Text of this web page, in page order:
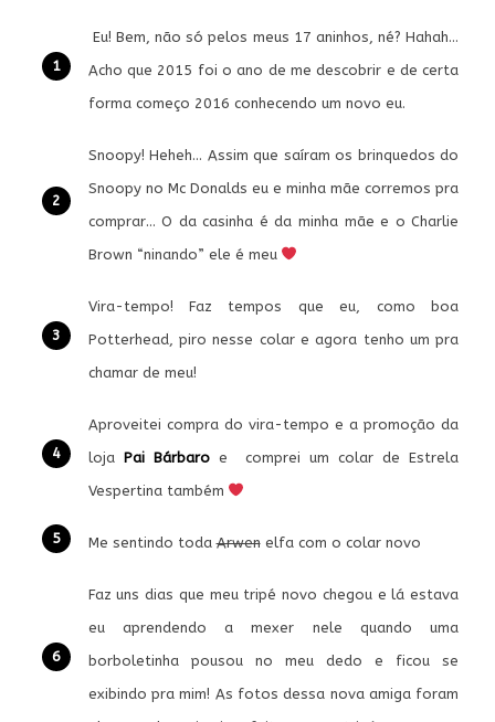
Eu! Bem, não só pelos meus 17 aninhos, né? Hahah…
Acho que 2015 foi o ano de me descobrir e de certa
forma começo 2016 conhecendo um novo eu.
Snoopy! Heheh… Assim que saíram os brinquedos do
Snoopy no Mc Donalds eu e minha mãe corremos pra
comprar… O da casinha é da minha mãe e o Charlie
Brown “ninando” ele é meu
Vira-tempo! Faz tempos que eu, como boa
Potterhead, piro nesse colar e agora tenho um pra
chamar de meu!
Aproveitei compra do vira-tempo e a promoção da
loja Pai Bárbaroe comprei um colar de Estrela
Vespertina também
Me sentindo todaArwenelfa com o colar novo
Faz uns dias que meu tripé novo chegou e lá estava
eu aprendendo a mexer nele quando uma
borboletinha pousou no meu dedo e ficou se
exibindo pra mim! As fotos dessa nova amiga foram